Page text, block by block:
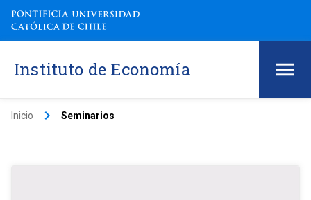
Instituto de Economía
Inicio keyboard_arrow_right Seminarios